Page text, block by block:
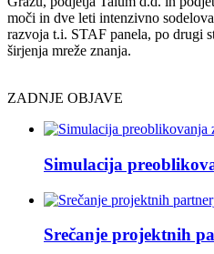
moči in dve leti intenzivno
razvoja t.i. STAF panela, po drugi
širjenja mreže znanja.
ZADNJE OBJAVE
Simulacija
Srečanje projektnih